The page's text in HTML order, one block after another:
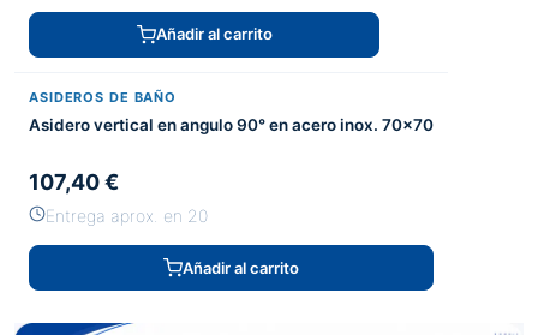
Añadir al carrito
ASIDEROS DE BAÑO
Asidero vertical en angulo 90° en acero inox. 70x70
107,40 €
Entrega aprox. en 20
Añadir al carrito